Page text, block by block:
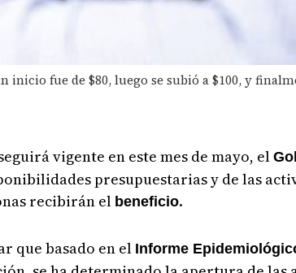
inicio fue de $80, luego se subió a $100, y
vigente en este mes de mayo, el
presupuestarias y de las
recibirán el beneficio.
que basado en el Informe